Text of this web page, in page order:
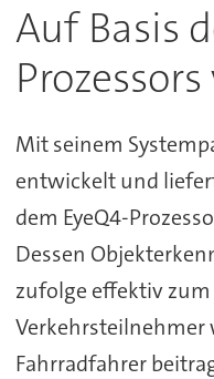
Auf Basis
Mit seinem
entwickelt und
dem EyeQ4-
Dessen
zufolge effektiv
Verkehrsteilnehmer
Fahrradfahrer